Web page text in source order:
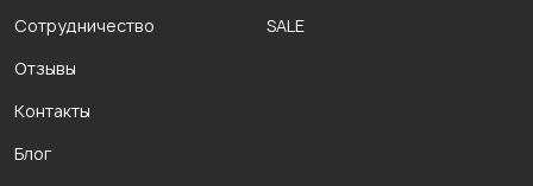
Сотрудничество
Отзывы
Контакты
Блог
SALE